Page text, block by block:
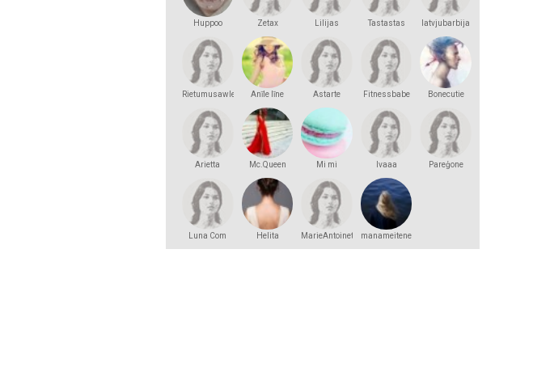
Huppoo Zetax Lilijas Tastastas latvjubarbija
Rietumusawle Anīle līne Astarte Fitnessbabe Bonecutie
Arietta Mc.Queen Mi mi lvaaa Pareģone
Luna Com
Helita MarieAntoinette manameitene